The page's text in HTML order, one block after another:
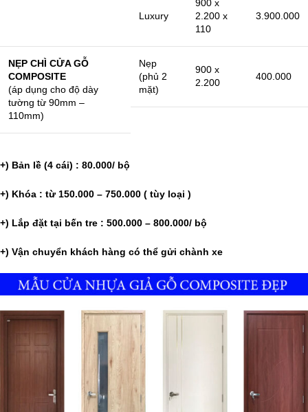
Luxury
900 x
2.200 x
110
3.900.000
NẸP CHÌ CỬA GỖ
COMPOSITE
(áp dụng cho độ dày
tường từ 90mm –
110mm)
Nẹp
(phủ 2
mặt)
900 x
2.200
400.000
+) Bản lề (4 cái) : 80.000/ bộ
+) Khóa : từ 150.000 – 750.000 ( tùy loại )
+) Lắp đặt tại bến tre : 500.000 – 800.000/ bộ
+) Vận chuyển khách hàng có thể gửi chành xe